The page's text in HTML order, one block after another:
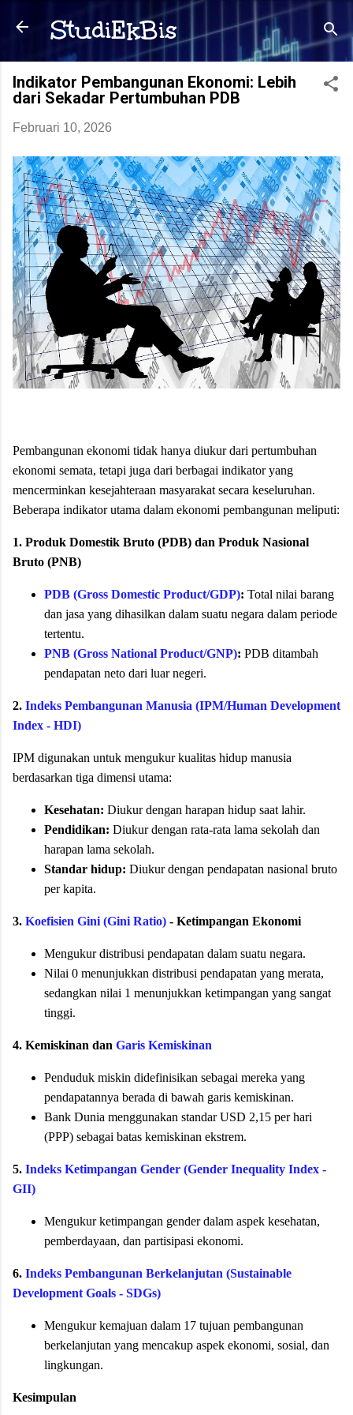
Langsung ke konten utama
StudiEkBis
Indikator Pembangunan Ekonomi: Lebih
dari Sekadar Pertumbuhan PDB
Februari 10, 2026
Pembangunan ekonomi tidak hanya diukur dari pertumbuhan
ekonomi semata, tetapi juga dari berbagai indikator yang
mencerminkan kesejahteraan masyarakat secara keseluruhan.
Beberapa indikator utama dalam ekonomi pembangunan meliputi:
1. Produk Domestik Bruto (PDB) dan Produk Nasional
Bruto (PNB)
PDB (Gross Domestic Product/GDP): Total nilai barang
dan jasa yang dihasilkan dalam suatu negara dalam periode
tertentu.
PNB (Gross National Product/GNP): PDB ditambah
pendapatan neto dari luar negeri.
2. Indeks Pembangunan Manusia (IPM/Human Development
Index - HDI)
IPM digunakan untuk mengukur kualitas hidup manusia
berdasarkan tiga dimensi utama:
Kesehatan: Diukur dengan harapan hidup saat lahir.
Pendidikan: Diukur dengan rata-rata lama sekolah dan
harapan lama sekolah.
Standar hidup: Diukur dengan pendapatan nasional bruto
per kapita.
3. Koefisien Gini (Gini Ratio) - Ketimpangan Ekonomi
Mengukur distribusi pendapatan dalam suatu negara.
Nilai 0 menunjukkan distribusi pendapatan yang merata,
sedangkan nilai 1 menunjukkan ketimpangan yang sangat
tinggi.
4. Kemiskinan dan Garis Kemiskinan
Penduduk miskin didefinisikan sebagai mereka yang
pendapatannya berada di bawah garis kemiskinan.
Bank Dunia menggunakan standar USD 2,15 per hari
(PPP) sebagai batas kemiskinan ekstrem.
5. Indeks Ketimpangan Gender (Gender Inequality Index -
GII)
Mengukur ketimpangan gender dalam aspek kesehatan,
pemberdayaan, dan partisipasi ekonomi.
6. Indeks Pembangunan Berkelanjutan (Sustainable
Development Goals - SDGs)
Mengukur kemajuan dalam 17 tujuan pembangunan
berkelanjutan yang mencakup aspek ekonomi, sosial, dan
lingkungan.
Kesimpulan